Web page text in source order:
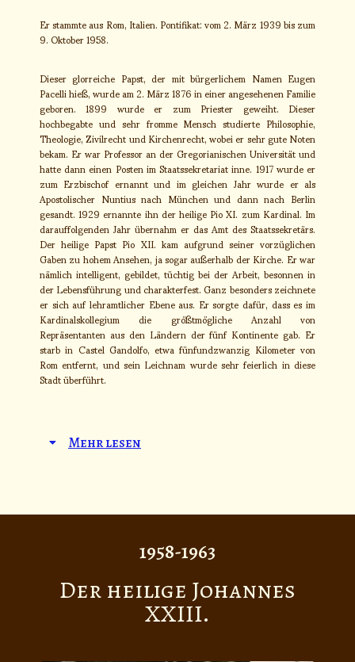
Er stammte aus Rom, Italien. Pontifikat: vom 2. März 1939 bis zum
9. Oktober 1958.
Dieser glorreiche Papst, der mit bürgerlichem Namen Eugen
Pacelli hieß, wurde am 2. März 1876 in einer angesehenen Familie
geboren. 1899 wurde er zum Priester geweiht. Dieser
hochbegabte und sehr fromme Mensch studierte Philosophie,
Theologie, Zivilrecht und Kirchenrecht, wobei er sehr gute Noten
bekam. Er war Professor an der Gregorianischen Universität und
hatte dann einen Posten im Staatssekretariat inne. 1917 wurde er
zum Erzbischof ernannt und im gleichen Jahr wurde er als
Apostolischer Nuntius nach München und dann nach Berlin
gesandt. 1929 ernannte ihn der heilige Pio XI. zum Kardinal. Im
darauffolgenden Jahr übernahm er das Amt des Staatssekretärs.
Der heilige Papst Pio XII. kam aufgrund seiner vorzüglichen
Gaben zu hohem Ansehen, ja sogar außerhalb der Kirche. Er war
nämlich intelligent, gebildet, tüchtig bei der Arbeit, besonnen in
der Lebensführung und charakterfest. Ganz besonders zeichnete
er sich auf lehramtlicher Ebene aus. Er sorgte dafür, dass es im
Kardinalskollegium die größtmögliche Anzahl von
Repräsentanten aus den Ländern der fünf Kontinente gab. Er
starb in Castel Gandolfo, etwa fünfundzwanzig Kilometer von
Rom entfernt, und sein Leichnam wurde sehr feierlich in diese
Stadt überführt.
Mehr lesen
1958-1963
Der heilige Johannes
XXIII.